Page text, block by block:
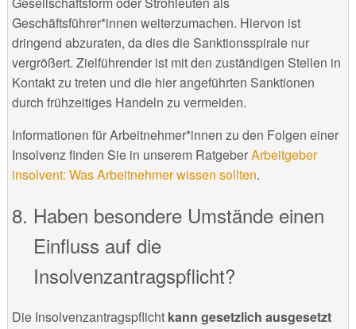
Geschäftsführer*innen weiterzumachen. Hiervon ist
dringend abzuraten, da dies die Sanktionsspirale nur
vergrößert. Zielführender ist mit den zuständigen Stellen in
Kontakt zu treten und die hier angeführten Sanktionen
durch frühzeitiges Handeln zu vermeiden.
Informationen für Arbeitnehmer*innen zu den Folgen einer
Insolvenz finden Sie in unserem RatgeberArbeitgeber
insolvent: Was Arbeitnehmer wissen sollten.
Haben besondere Umstände einen
Einfluss auf die
Insolvenzantragspflicht?
Die Insolvenzantragspflicht kann gesetzlich ausgesetzt